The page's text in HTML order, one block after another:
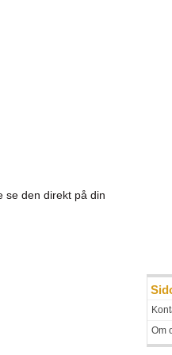
se den direkt på din
Om